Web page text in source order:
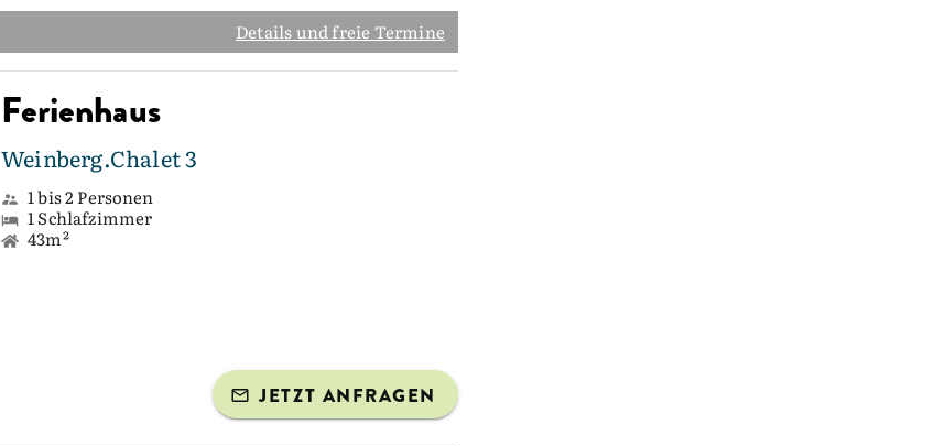
Details und freie Termine
Ferienhaus
Weinberg.Chalet 3
1 bis 2 Personen
1 Schlafzimmer
43m²
JETZT ANFRAGEN